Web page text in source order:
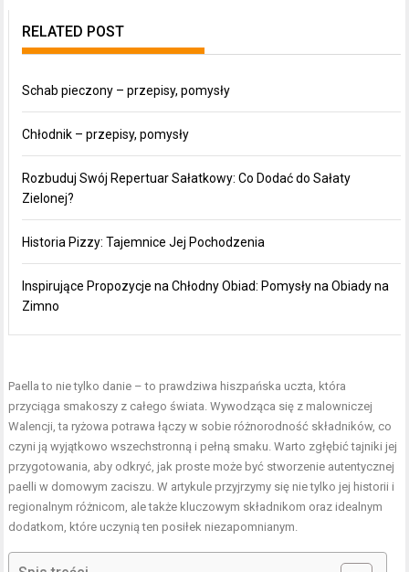
RELATED POST
Schab pieczony – przepisy, pomysły
Chłodnik – przepisy, pomysły
Rozbuduj Swój Repertuar Sałatkowy: Co Dodać do Sałaty
Zielonej?
Historia Pizzy: Tajemnice Jej Pochodzenia
Inspirujące Propozycje na Chłodny Obiad: Pomysły na Obiady na
Zimno
Paella to nie tylko danie – to prawdziwa hiszpańska uczta, która
przyciąga smakoszy z całego świata. Wywodząca się z malowniczej
Walencji, ta ryżowa potrawa łączy w sobie różnorodność składników, co
czyni ją wyjątkowo wszechstronną i pełną smaku. Warto zgłębić tajniki jej
przygotowania, aby odkryć, jak proste może być stworzenie autentycznej
paelli w domowym zaciszu. W artykule przyjrzymy się nie tylko jej historii i
regionalnym różnicom, ale także kluczowym składnikom oraz idealnym
dodatkom, które uczynią ten posiłek niezapomnianym.